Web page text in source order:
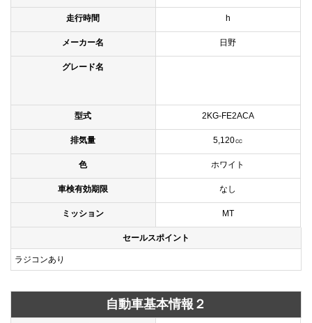
走行時間 h
メーカー名 日野
グレード名
型式 2KG-FE2ACA
排気量 5,120㏄
色 ホワイト
車検有効期限 なし
ミッション MT
セールスポイント
ラジコンあり
自動車基本情報２